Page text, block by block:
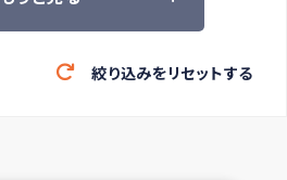
緊急救援の時代絞り込みをリセットする